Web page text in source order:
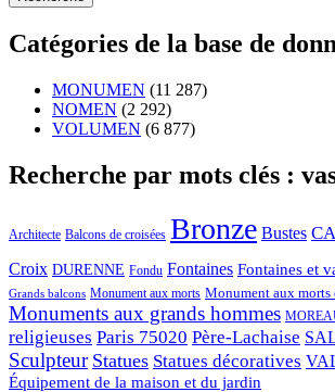
Catégories de la base de
MONUMEN (11 287)
NOMEN (2 292)
VOLUMEN (6 877)
Recherche par mots clés :
Architecte Balcons de croisées Bronze Bustes
Croix DURENNE Fondu Fontaines Fontaines et
Grands balcons Monument aux morts Monument aux morts
Monuments aux grands hommes
religieuses Paris 75020 Père-Lachaise
Sculpteur Statues Statues décoratives
Équipement de la maison et du jardin